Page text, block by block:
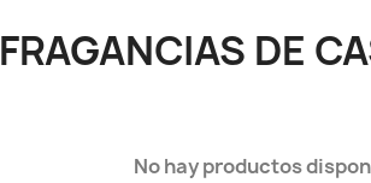
FRAGANCIAS DE
No hay productos